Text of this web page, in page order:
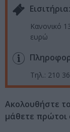
Eισιτήρια:
Κανονικό
ευρώ
Τηλ.: 210
Ακολουθήστε
μάθετε πρώτοι